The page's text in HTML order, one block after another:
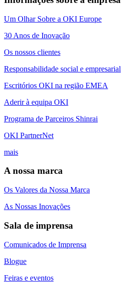
Um Olhar Sobre a OKI Europe
30 Anos de Inovação
Os nossos clientes
Responsabilidade social e empresarial
Escritórios OKI na região EMEA
Aderir à equipa OKI
Programa de Parceiros Shinrai
OKI PartnerNet
mais
A nossa marca
Os Valores da Nossa Marca
As Nossas Inovações
Sala de imprensa
Comunicados de Imprensa
Blogue
Feiras e eventos